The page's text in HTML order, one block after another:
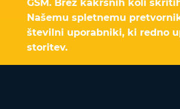
GSM. Brez kakršnih koli
Našemu spletnemu
številni uporabniki, ki redno
storitev.